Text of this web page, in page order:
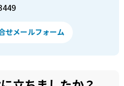
せメールフォーム